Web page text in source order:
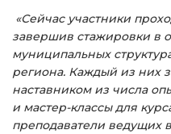
«Сейчас участники
завершив стажировки в
муниципальных
региона. Каждый из них
наставником из числа
и мастер-классы для
преподаватели ведущих